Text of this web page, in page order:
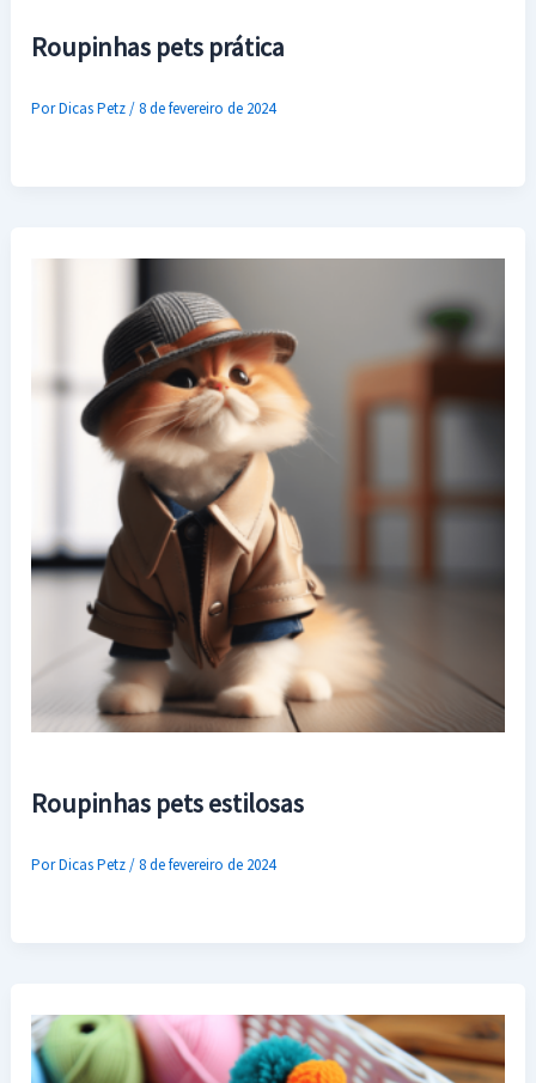
Roupinhas pets prática
PorDicas Petz/8 de fevereiro de 2024
Roupinhas pets estilosas
PorDicas Petz/8 de fevereiro de 2024